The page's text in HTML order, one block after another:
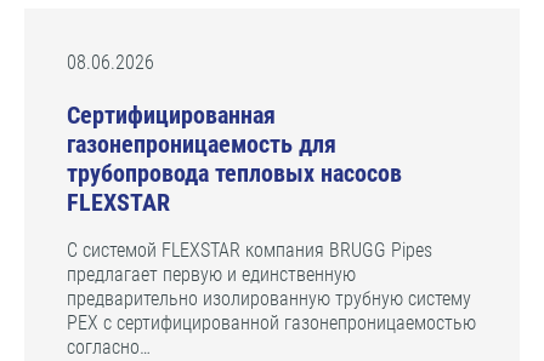
08.06.2026
Сертифицированная
газонепроницаемость для
трубопровода тепловых насосов
FLEXSTAR
С системой FLEXSTAR компания BRUGG Pipes
предлагает первую и единственную
предварительно изолированную трубную систему
PEX с сертифицированной газонепроницаемостью
согласно…